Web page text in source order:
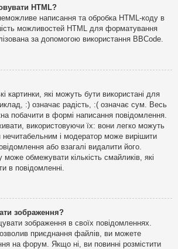
HTML?
написання та обробка HTML-коду в
можливостей HTML для форматування
за допомогою використання BBCode.
картинки, які можуть бути використані для
:) означає радість, :( означає сум. Весь
побачити в формі написання повідомлення.
використовуючи їх: вони легко можуть
нечитабельним і модератор може вирішити
або взагалі видалити його.
обмежувати кількість смайликів, які
в повідомленні.
зображення?
зображення в своїх повідомленнях.
приєднання файлів, ви можете
на форум. Якщо ні, ви повинні розмістити